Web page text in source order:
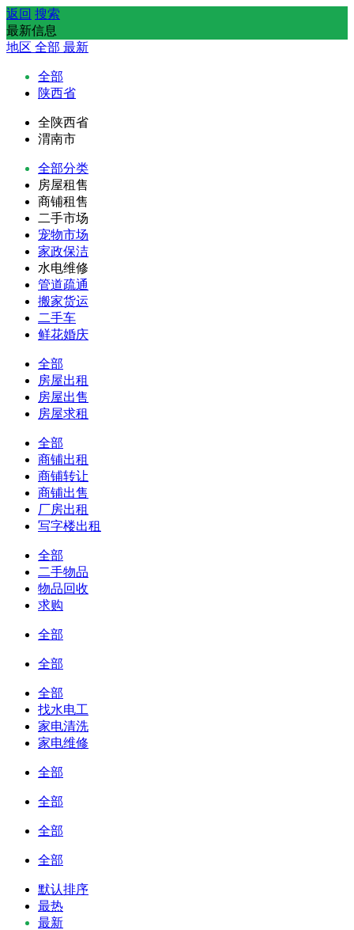
返回 搜索
最新信息
地区 全部 最新
全部
陕西省
全陕西省
渭南市
全部分类
房屋租售
商铺租售
二手市场
宠物市场
家政保洁
水电维修
管道疏通
搬家货运
二手车
鲜花婚庆
全部
房屋出租
房屋出售
房屋求租
全部
商铺出租
商铺转让
商铺出售
厂房出租
写字楼出租
全部
二手物品
物品回收
求购
全部
全部
全部
找水电工
家电清洗
家电维修
全部
全部
全部
全部
默认排序
最热
最新